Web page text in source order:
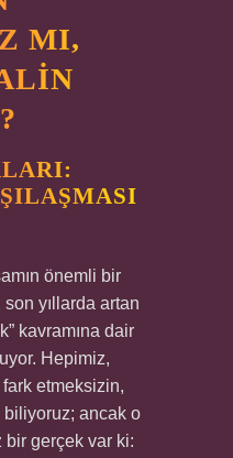
MI,
önemli bir
yıllarda artan
kavramına dair
Hepimiz,
etmeksizin,
biliyoruz; ancak o
bir gerçek var ki: